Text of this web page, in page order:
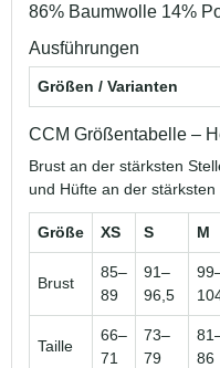
86% Baumwolle 14%
Ausführungen
Größen / Varianten
CCM Größentabelle –
Brust an der stärksten
und Hüfte an der stärksten
Größe XS S M
Brust
85–
89
91–
96,5
Taille
66–
71
73–
79
86